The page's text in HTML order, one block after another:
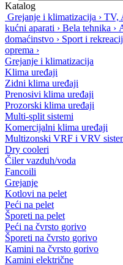
Katalog
Grejanje i klimatizacija › TV,
kućni aparati › Bela tehnika ›
domaćinstvo › Sport i
oprema ›
Grejanje i klimatizacija
Klima uređaji
Zidni klima uređaji
Prenosivi klima uređaji
Prozorski klima uređaji
Multi-split sistemi
Komercijalni klima uređaji
Multizonski VRF i VRV
Dry cooleri
Čiler vazduh/voda
Fancoili
Grejanje
Kotlovi na pelet
Peći na pelet
Šporeti na pelet
Peći na čvrsto gorivo
Šporeti na čvrsto gorivo
Kamini na čvrsto gorivo
Kamini električne